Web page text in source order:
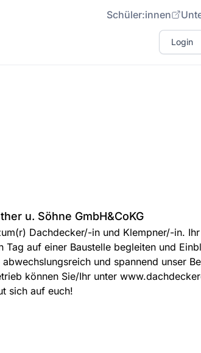
Schüler:innen
Login
u. Söhne GmbH&CoKG
Dachdecker/-in und Klempner/-in.
Tag auf einer Baustelle begleiten und
und spannend unser
können Sie/Ihr unter
sich auf euch!